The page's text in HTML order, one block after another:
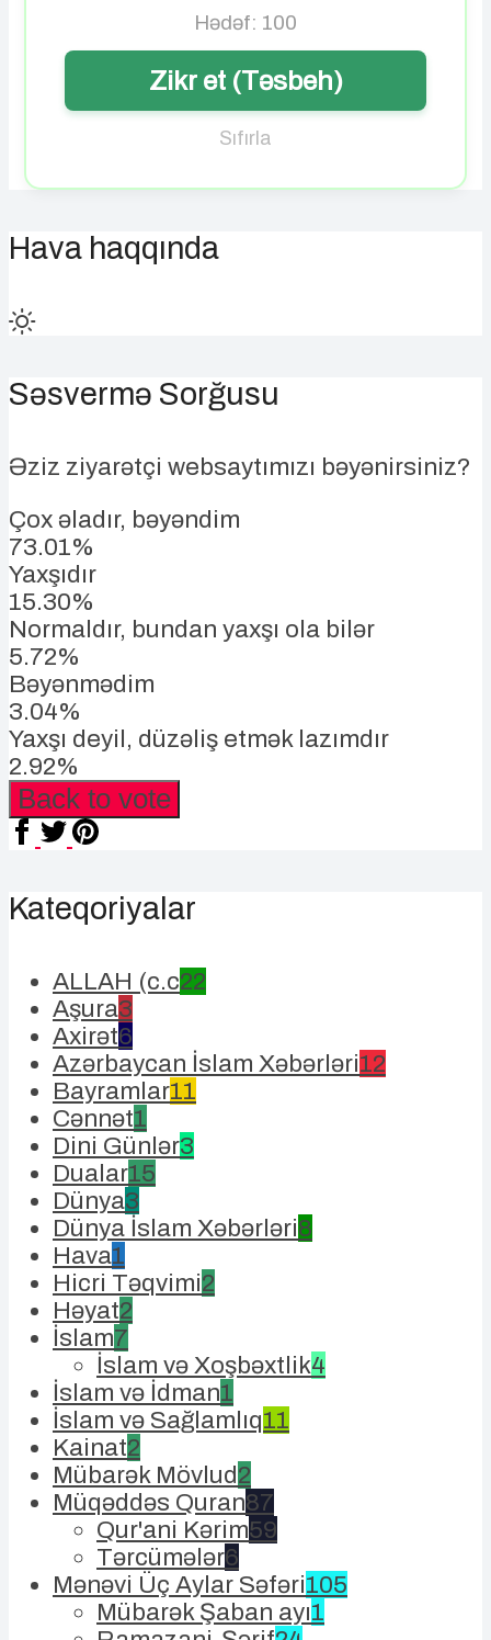
Hədəf: 100
Zikr et (Təsbeh)
Sıfırla
Hava haqqında
Səsvermə Sorğusu
Əziz ziyarətçi websaytımızı bəyənirsiniz?
Çox əladır, bəyəndim
73.01%
Yaxşıdır
15.30%
Normaldır, bundan yaxşı ola bilər
5.72%
Bəyənmədim
3.04%
Yaxşı deyil, düzəliş etmək lazımdır
2.92%
Back to vote
Kateqoriyalar
ALLAH (c.c22
Aşura3
Axirət6
Azərbaycan İslam Xəbərləri12
Bayramlar11
Cənnət1
Dini Günlər3
Dualar15
Dünya3
Dünya İslam Xəbərləri8
Hava1
Hicri Təqvimi2
Həyat2
İslam7
İslam və Xoşbəxtlik4
İslam və İdman1
İslam və Sağlamlıq11
Kainat2
Mübarək Mövlud2
Müqəddəs Quran87
Qur'ani Kərim59
Tərcümələr6
Mənəvi Üç Aylar Səfəri105
Mübarək Şaban ayı1